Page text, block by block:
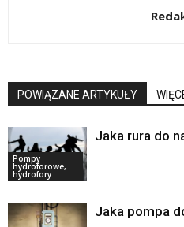
POWIĄZANE ARTYKUŁY
Pompy
hydroforowe,
hydrofory
Jaka rura do
Jaka pompa